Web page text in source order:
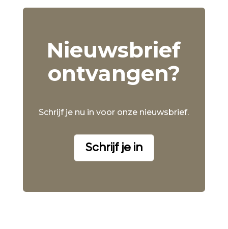
Nieuwsbrief
ontvangen?
Schrijf je nu in voor onze nieuwsbrief.
Schrijf je in